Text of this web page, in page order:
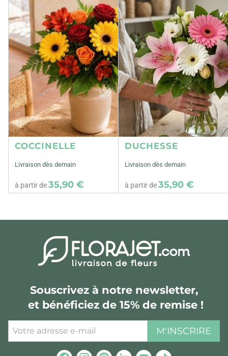
COCCINELLE
Livraison dès demain
à partir de35,90 €
DUCHESSE
Livraison dès demain
à partir de35,90 €
Souscrivez à notre newsletter,
et bénéficiez de 15% de remise !
M'INSCRIRE